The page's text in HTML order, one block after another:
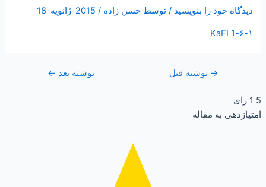
دیدگاه‌ خود را بنویسید / توسطحسن زاده/ 2015-ژانویه-18
۶-۱-KaFI 1
→ نوشته قبل نوشته بعد ←
5
1 رای
امتیازدهی به مقاله